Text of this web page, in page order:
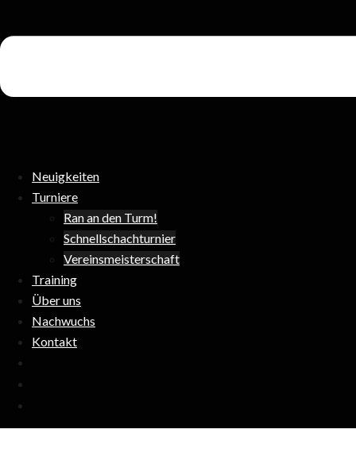
Neuigkeiten
Turniere
Ran an den Turm!
Schnellschachturnier
Vereinsmeisterschaft
Training
Über uns
Nachwuchs
Kontakt